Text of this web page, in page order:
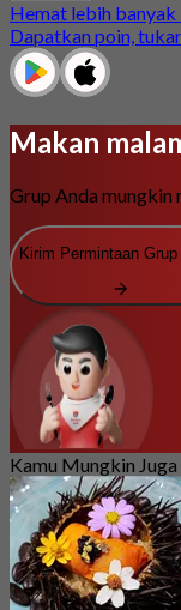
Hemat lebih
Dapatkan poin,
Makan
Grup Anda mungkin
Kirim Permintaan
Kamu Mungkin Juga